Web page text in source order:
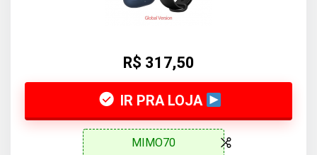
R$ 317,50
IR PRA LOJA
MIMO70